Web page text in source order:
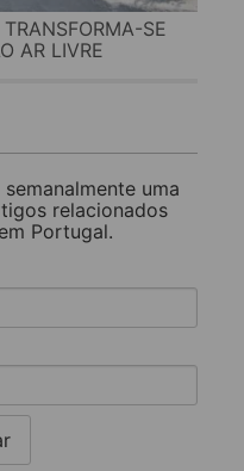
SE
AR LIVRE
uma
relacionados
Portugal.